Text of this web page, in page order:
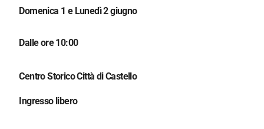
Domenica 1 e Lunedì 2 giugno
Dalle ore 10:00
Centro Storico Città di Castello
Ingresso libero